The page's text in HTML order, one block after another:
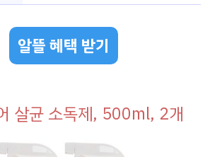
알뜰 혜택 받기
살균 소독제, 500ml, 2개